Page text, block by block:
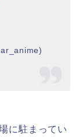
に駐まってい